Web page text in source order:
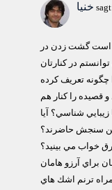
خنيا
است گشت زدن در
در كنارتان
تعريف كرده
قصيده را كنار هم
زيبايي شناسي؟ آيا
سنجش حاضرند؟
خواب مي بينيد؟
براي آرزو هامان
ترنم اشك هاي